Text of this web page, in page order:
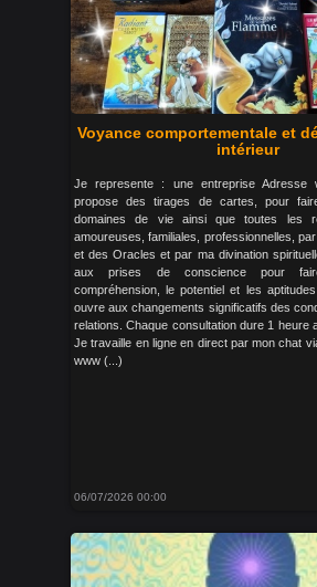
Voyance comportementale et
intérieur
Je represente : une entreprise Adresse
propose des tirages de cartes, pour
domaines de vie ainsi que toutes les
amoureuses, familiales, professionnelles,
et des Oracles et par ma divination
aux prises de conscience pour
compréhension, le potentiel et les
ouvre aux changements significatifs des
relations. Chaque consultation dure 1 heure
Je travaille en ligne en direct par mon chat
www (...)
06/07/2026 00:00